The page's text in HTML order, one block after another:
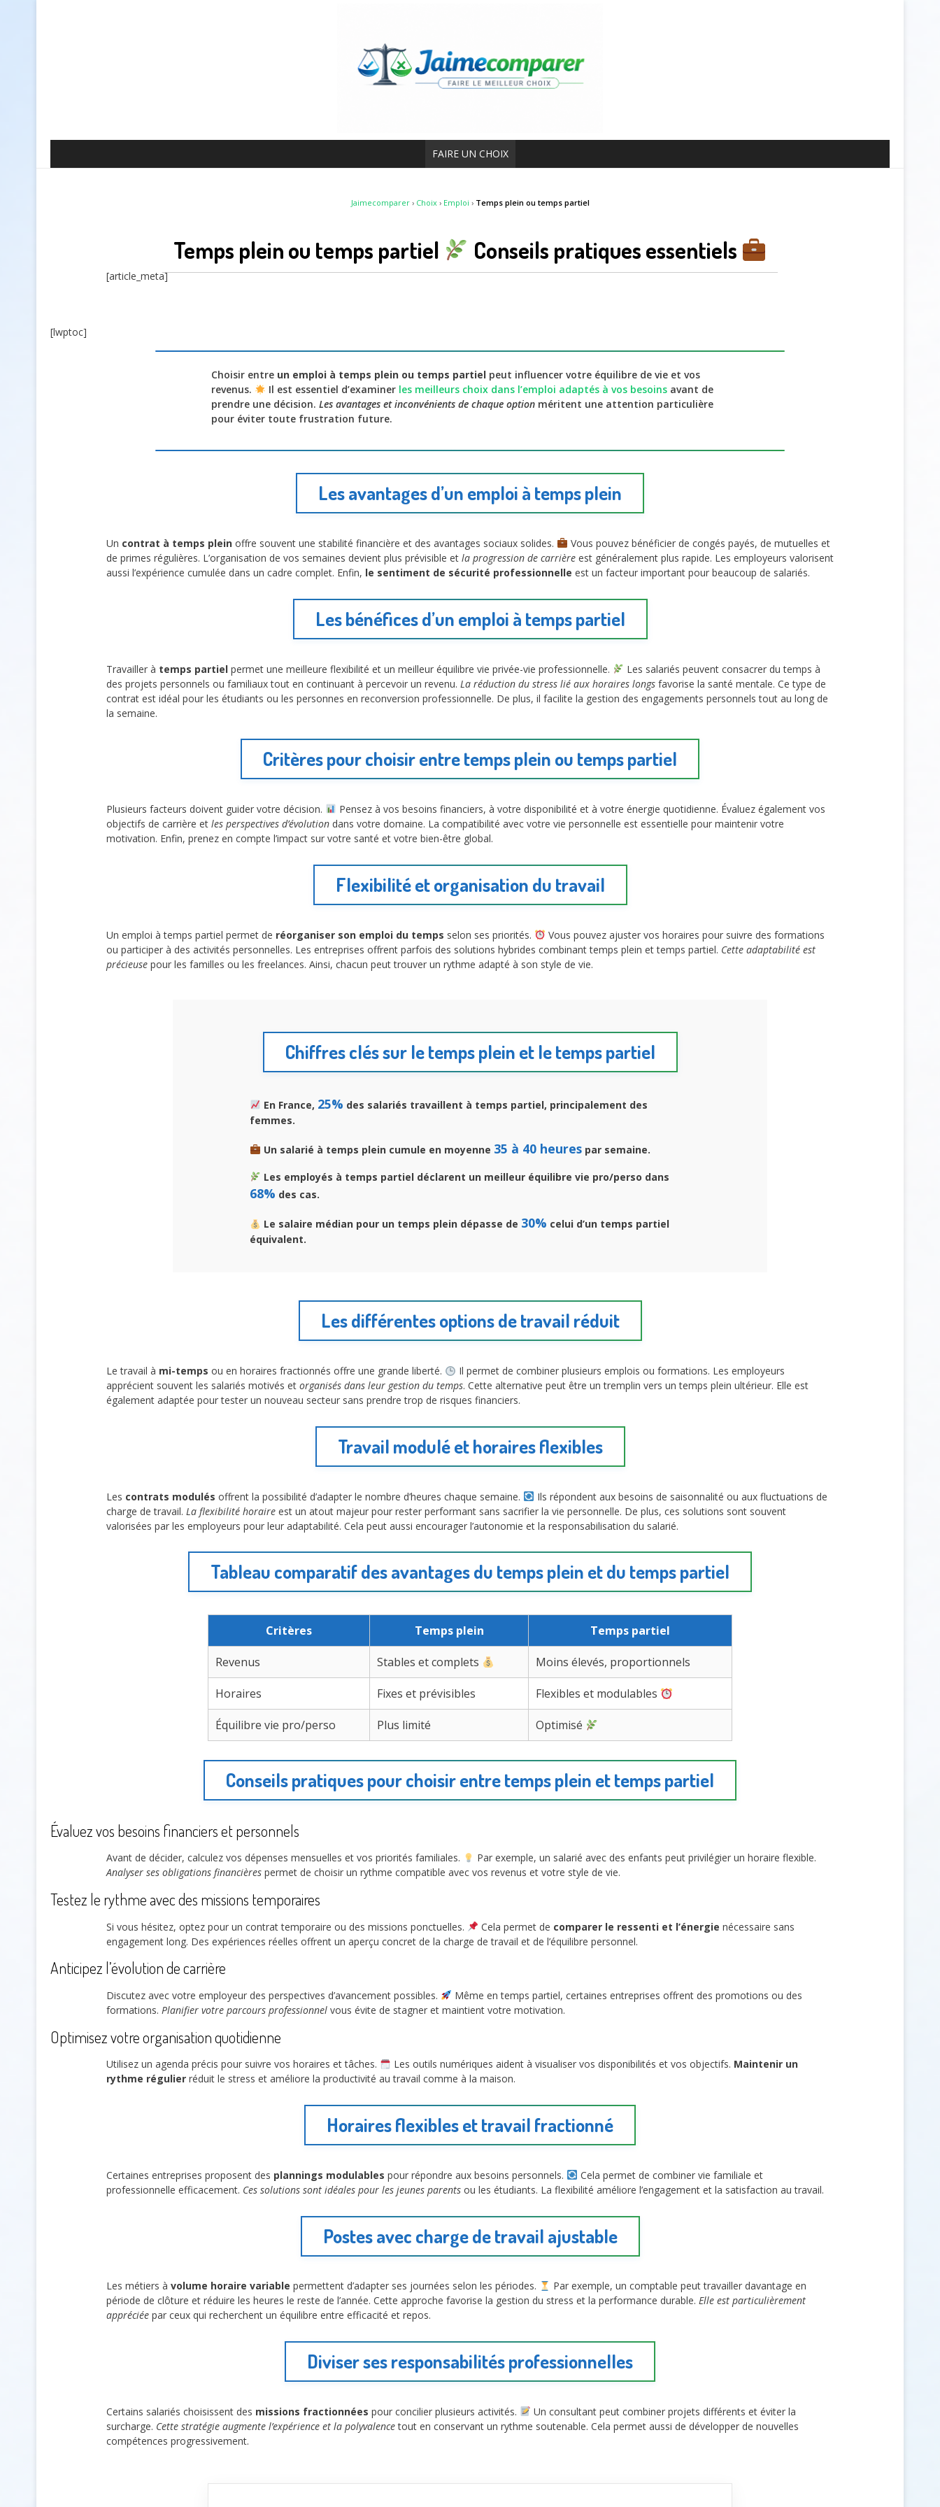
FAIRE UN CHOIX
Jaimecomparer› Choix› Emploi › Temps plein ou temps partiel
Temps plein ou temps partiel Conseils pratiques essentiels
[article_meta]
[lwptoc]
Choisir entre un emploi à temps plein ou temps partiel peut influencer votre équilibre de vie et vos
revenus.
Il est essentiel d’examiner les meilleurs choix dans l’emploi adaptés à vos besoinsavant de
prendre une décision. Les avantages et inconvénients de chaque option méritent une attention particulière
pour éviter toute frustration future.
Les avantages d’un emploi à temps plein
Un contrat à temps plein offre souvent une stabilité financière et des avantages sociaux solides.
Vous pouvez bénéficier de congés payés, de mutuelles et
de primes régulières. L’organisation de vos semaines devient plus prévisible et la progression de carrière est généralement plus rapide. Les employeurs valorisent
aussi l’expérience cumulée dans un cadre complet. Enfin, le sentiment de sécurité professionnelle est un facteur important pour beaucoup de salariés.
Les bénéfices d’un emploi à temps partiel
Travailler à temps partiel permet une meilleure flexibilité et un meilleur équilibre vie privée-vie professionnelle.
Les salariés peuvent consacrer du temps à
des projets personnels ou familiaux tout en continuant à percevoir un revenu. La réduction du stress lié aux horaires longs favorise la santé mentale. Ce type de
contrat est idéal pour les étudiants ou les personnes en reconversion professionnelle. De plus, il facilite la gestion des engagements personnels tout au long de
la semaine.
Critères pour choisir entre temps plein ou temps partiel
Plusieurs facteurs doivent guider votre décision.
Pensez à vos besoins financiers, à votre disponibilité et à votre énergie quotidienne. Évaluez également vos
objectifs de carrière et les perspectives d’évolution dans votre domaine. La compatibilité avec votre vie personnelle est essentielle pour maintenir votre
motivation. Enfin, prenez en compte l’impact sur votre santé et votre bien-être global.
Flexibilité et organisation du travail
Un emploi à temps partiel permet de réorganiser son emploi du temps selon ses priorités.
Vous pouvez ajuster vos horaires pour suivre des formations
ou participer à des activités personnelles. Les entreprises offrent parfois des solutions hybrides combinant temps plein et temps partiel. Cette adaptabilité est
précieuse pour les familles ou les freelances. Ainsi, chacun peut trouver un rythme adapté à son style de vie.
Chiffres clés sur le temps plein et le temps partiel
En France, 25% des salariés travaillent à temps partiel, principalement des
femmes.
Un salarié à temps plein cumule en moyenne 35 à 40 heurespar semaine.
Les employés à temps partiel déclarent un meilleur équilibre vie pro/perso dans
68% des cas.
Le salaire médian pour un temps plein dépasse de 30% celui d’un temps partiel
équivalent.
Les différentes options de travail réduit
Le travail à mi-temps ou en horaires fractionnés offre une grande liberté.
Il permet de combiner plusieurs emplois ou formations. Les employeurs
apprécient souvent les salariés motivés et organisés dans leur gestion du temps. Cette alternative peut être un tremplin vers un temps plein ultérieur. Elle est
également adaptée pour tester un nouveau secteur sans prendre trop de risques financiers.
Travail modulé et horaires flexibles
Les contrats modulés offrent la possibilité d’adapter le nombre d’heures chaque semaine.
Ils répondent aux besoins de saisonnalité ou aux fluctuations de
charge de travail. La flexibilité horaire est un atout majeur pour rester performant sans sacrifier la vie personnelle. De plus, ces solutions sont souvent
valorisées par les employeurs pour leur adaptabilité. Cela peut aussi encourager l’autonomie et la responsabilisation du salarié.
Tableau comparatif des avantages du temps plein et du temps partiel
Critères Temps plein Temps partiel
Revenus Stables et complets Moins élevés, proportionnels
Horaires Fixes et prévisibles Flexibles et modulables
Équilibre vie pro/perso Plus limité Optimisé
Conseils pratiques pour choisir entre temps plein et temps partiel
Évaluez vos besoins financiers et personnels
Avant de décider, calculez vos dépenses mensuelles et vos priorités familiales.
Par exemple, un salarié avec des enfants peut privilégier un horaire flexible.
Analyser ses obligations financières permet de choisir un rythme compatible avec vos revenus et votre style de vie.
Testez le rythme avec des missions temporaires
Si vous hésitez, optez pour un contrat temporaire ou des missions ponctuelles. Cela permet de comparer le ressenti et l’énergie nécessaire sans
engagement long. Des expériences réelles offrent un aperçu concret de la charge de travail et de l’équilibre personnel.
Anticipez l’évolution de carrière
Discutez avec votre employeur des perspectives d’avancement possibles.
Même en temps partiel, certaines entreprises offrent des promotions ou des
formations. Planifier votre parcours professionnel vous évite de stagner et maintient votre motivation.
Optimisez votre organisation quotidienne
Utilisez un agenda précis pour suivre vos horaires et tâches. Les outils numériques aident à visualiser vos disponibilités et vos objectifs. Maintenir un
rythme régulier réduit le stress et améliore la productivité au travail comme à la maison.
Horaires flexibles et travail fractionné
Certaines entreprises proposent des plannings modulables pour répondre aux besoins personnels.
Cela permet de combiner vie familiale et
professionnelle efficacement. Ces solutions sont idéales pour les jeunes parents ou les étudiants. La flexibilité améliore l’engagement et la satisfaction au travail.
Postes avec charge de travail ajustable
Les métiers à volume horaire variable permettent d’adapter ses journées selon les périodes.
Par exemple, un comptable peut travailler davantage en
période de clôture et réduire les heures le reste de l’année. Cette approche favorise la gestion du stress et la performance durable. Elle est particulièrement
appréciée par ceux qui recherchent un équilibre entre efficacité et repos.
Diviser ses responsabilités professionnelles
Certains salariés choisissent des missions fractionnées pour concilier plusieurs activités.
Un consultant peut combiner projets différents et éviter la
surcharge. Cette stratégie augmente l’expérience et la polyvalencetout en conservant un rythme soutenable. Cela permet aussi de développer de nouvelles
compétences progressivement.